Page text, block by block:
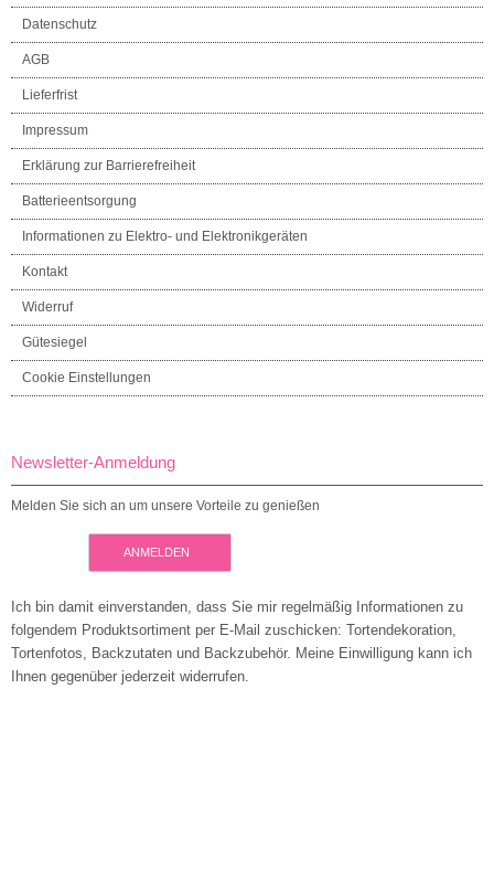
Datenschutz
AGB
Lieferfrist
Impressum
Erklärung zur Barrierefreiheit
Batterieentsorgung
Informationen zu Elektro- und Elektronikgeräten
Kontakt
Widerruf
Gütesiegel
Cookie Einstellungen
Newsletter-Anmeldung
Melden Sie sich an um unsere Vorteile zu genießen
ANMELDEN
Ich bin damit einverstanden, dass Sie mir regelmäßig Informationen zu
folgendem Produktsortiment per E-Mail zuschicken: Tortendekoration,
Tortenfotos, Backzutaten und Backzubehör. Meine Einwilligung kann ich
Ihnen gegenüber jederzeit widerrufen.